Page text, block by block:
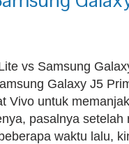
vs Samsung
Galaxy J5
Vivo untuk
pasalnya setelah
waktu lalu,